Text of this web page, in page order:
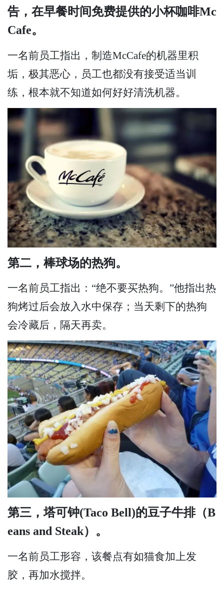
告，在早餐时间免费提供的小杯咖啡Mc
Cafe。
一名前员工指出，制造McCafe的机器里积
垢，极其恶心，员工也都没有接受适当训
练，根本就不知道如何好好清洗机器。
第二，棒球场的热狗。
一名前员工指出：“绝不要买热狗。”他指出热
狗烤过后会放入水中保存；当天剩下的热狗
会冷藏后，隔天再卖。
第三，塔可钟(Taco Bell)的豆子牛排（B
eans and Steak）。
一名前员工形容，该餐点有如猫食加上发
胶，再加水搅拌。